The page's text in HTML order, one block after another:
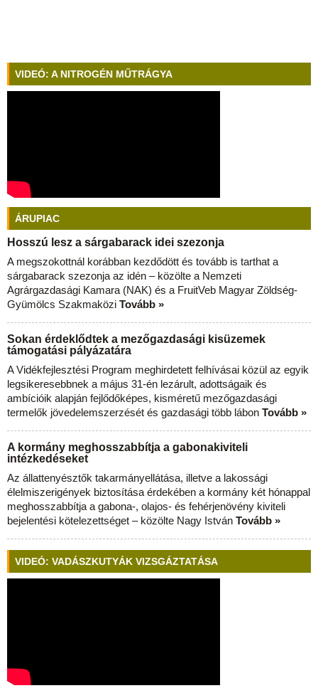
VIDEÓ: A NITROGÉN MŰTRÁGYA
ÁRUPIAC
Hosszú lesz a sárgabarack idei szezonja
A megszokottnál korábban kezdődött és tovább is tarthat a
sárgabarack szezonja az idén – közölte a Nemzeti
Agrárgazdasági Kamara (NAK) és a FruitVeb Magyar Zöldség-
Gyümölcs Szakmaközi Tovább »
Sokan érdeklődtek a mezőgazdasági kisüzemek
támogatási pályázatára
A Vidékfejlesztési Program meghirdetett felhívásai közül az egyik
legsikeresebbnek a május 31-én lezárult, adottságaik és
ambícióik alapján fejlődőképes, kisméretű mezőgazdasági
termelők jövedelemszerzését és gazdasági több lábon Tovább »
A kormány meghosszabbítja a gabonakiviteli
intézkedéseket
Az állattenyésztők takarmányellátása, illetve a lakossági
élelmiszerigények biztosítása érdekében a kormány két hónappal
meghosszabbítja a gabona-, olajos- és fehérjenövény kiviteli
bejelentési kötelezettséget – közölte Nagy István Tovább »
VIDEÓ: VADÁSZKUTYÁK VIZSGÁZTATÁSA